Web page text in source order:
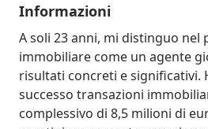
Informazioni
A soli 23 anni, mi distinguo nel
immobiliare come un agente
risultati concreti e significativi.
successo transazioni
complessivo di 8,5 milioni di